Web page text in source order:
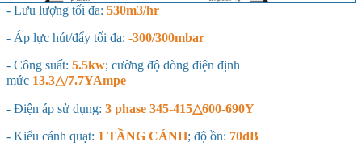
- Lưu lượng tối đa: 530m3/hr
- Áp lực hút/đẩy tối đa: -300/300mbar
- Công suất: 5.5kw; cường độ dòng điện định
mức 13.3△/7.7YAmpe
- Điện áp sử dụng: 3 phase 345-415△600-690Y
- Kiểu cánh quạt: 1 TẦNG CÁNH; độ ồn: 70dB